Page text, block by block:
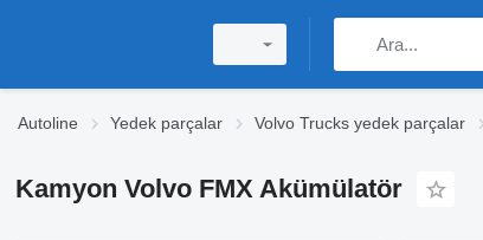
Autoline Yedek parçalar Volvo Trucks yedek parçalar
Kamyon Volvo FMX Akümülatör